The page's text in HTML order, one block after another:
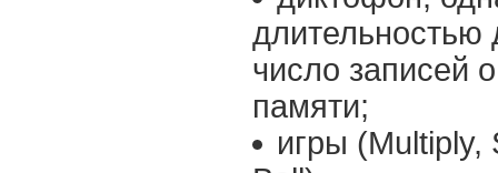
длительностью
число записей
памяти;
игры (Multiply,